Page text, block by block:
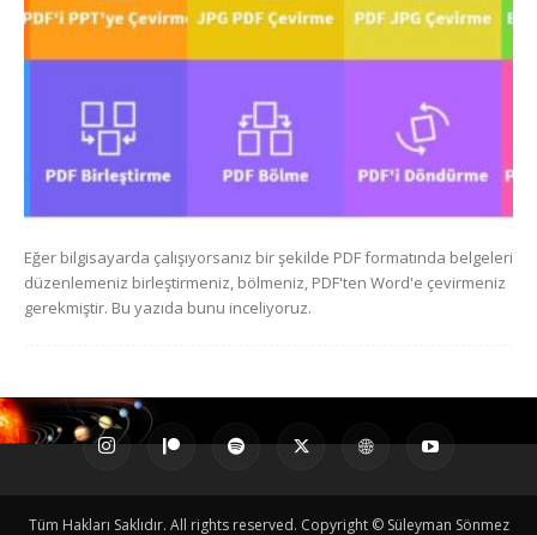
Eğer bilgisayarda çalışıyorsanız bir şekilde PDF formatında belgeleri
düzenlemeniz birleştirmeniz, bölmeniz, PDF'ten Word'e çevirmeniz
gerekmiştir. Bu yazıda bunu inceliyoruz.
Tüm Hakları Saklıdır. All rights reserved. Copyright © Süleyman Sönmez